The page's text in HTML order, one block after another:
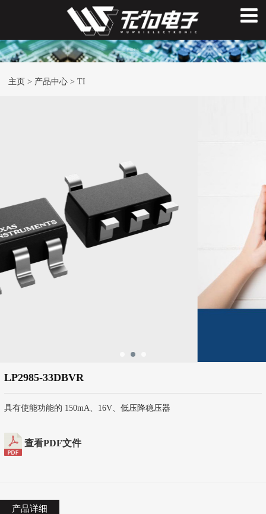
主页 > 产品中心 > TI
LP2985-33DBVR
具有使能功能的 150mA、16V、低压降稳压器
查看PDF文件
产品详细